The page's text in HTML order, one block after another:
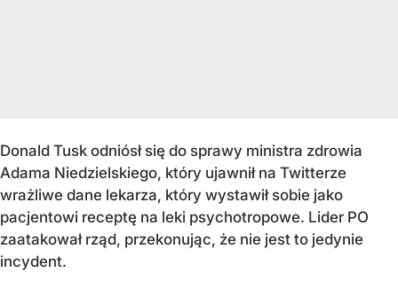
Donald Tusk odniósł się do sprawy ministra zdrowia
Adama Niedzielskiego, który ujawnił na Twitterze
wrażliwe dane lekarza, który wystawił sobie jako
pacjentowi receptę na leki psychotropowe. Lider PO
zaatakował rząd, przekonując, że nie jest to jedynie
incydent.